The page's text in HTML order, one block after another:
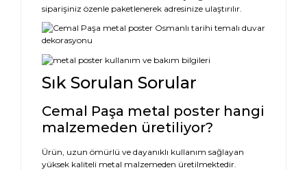
siparişiniz özenle paketlenerek adresinize ulaştırılır.
Sık Sorulan Sorular
Cemal Paşa metal poster hangi
malzemeden üretiliyor?
Ürün, uzun ömürlü ve dayanıklı kullanım sağlayan
yüksek kaliteli metal malzemeden üretilmektedir.